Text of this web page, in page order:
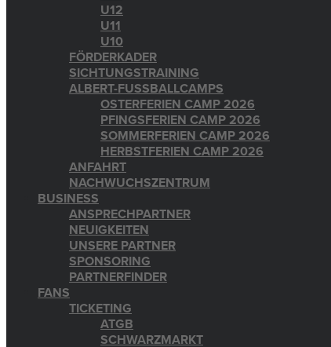
U12
U11
U10
FÖRDERKADER
SICHTUNGSTRAINING
ALBERT-FUSSBALLCAMPS
OSTERFERIEN CAMP 2026
PFINGSFERIEN CAMP 2026
SOMMERFERIEN CAMP 2026
HERBSTFERIEN CAMP 2026
ANFAHRT
NACHWUCHSZENTRUM
BUSINESS
ANSPRECHPARTNER
NEUIGKEITEN
UNSERE PARTNER
SPONSORING
PARTNERFINDER
FANS
TICKETING
ATGB
SCHWARZMARKT